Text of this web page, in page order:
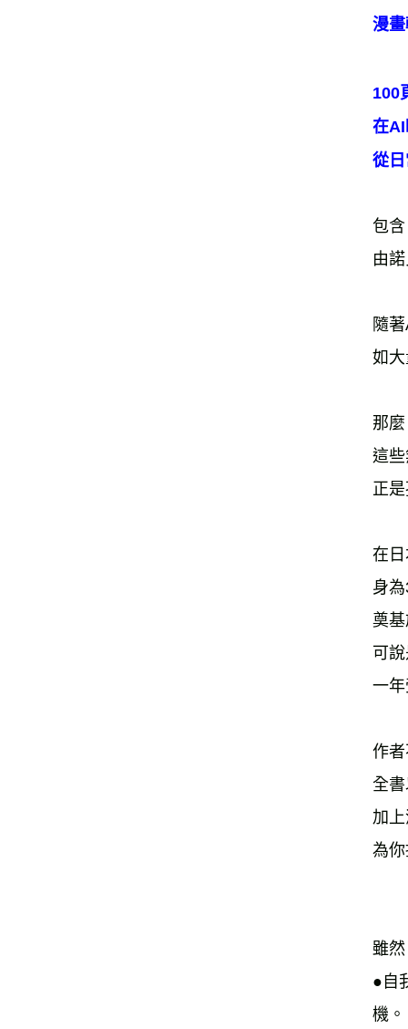
漫
100
在
從
包
由
隨
如
那
這
正
在
身
奠
可
一
作
全
加
為
雖
●自
機。